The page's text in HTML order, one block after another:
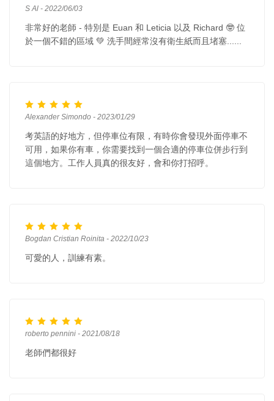
S Al - 2022/06/03
非常好的老師 - 特別是 Euan 和 Leticia 以及 Richard 🤓 位
於一個不錯的區域 💚 洗手間經常沒有衛生紙而且堵塞......
Alexander Simondo - 2023/01/29
考英語的好地方，但停車位有限，有時你會發現外面停車不
可用，如果你有車，你需要找到一個合適的停車位併步行到
這個地方。工作人員真的很友好，會和你打招呼。
Bogdan Cristian Roinita - 2022/10/23
可愛的人，訓練有素。
roberto pennini - 2021/08/18
老師們都很好